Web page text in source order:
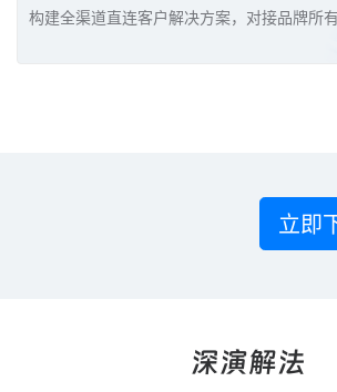
构建全渠道直连客户解决方案，对接品牌所
立即
深演解法